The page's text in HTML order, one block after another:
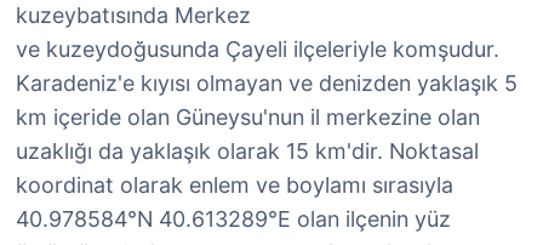
kuzeybatısında Merkez
ve kuzeydoğusunda Çayeli ilçeleriyle komşudur.
Karadeniz'e kıyısı olmayan ve denizden yaklaşık 5
km içeride olan Güneysu'nun il merkezine olan
uzaklığı da yaklaşık olarak 15 km'dir. Noktasal
koordinat olarak enlem ve boylamı sırasıyla
40.978584°N 40.613289°E olan ilçenin yüz